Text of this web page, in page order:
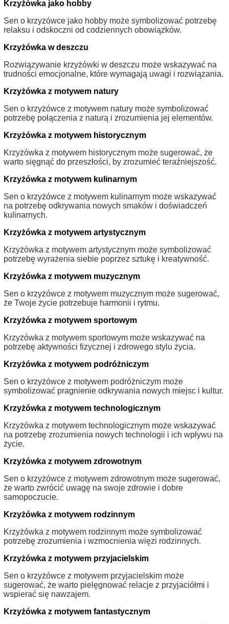
Krzyżówka jako hobby
Sen o krzyżówce jako hobby może symbolizować potrzebę
relaksu i odskoczni od codziennych obowiązków.
Krzyżówka w deszczu
Rozwiązywanie krzyżówki w deszczu może wskazywać na
trudności emocjonalne, które wymagają uwagi i rozwiązania.
Krzyżówka z motywem natury
Sen o krzyżówce z motywem natury może symbolizować
potrzebę połączenia z naturą i zrozumienia jej elementów.
Krzyżówka z motywem historycznym
Krzyżówka z motywem historycznym może sugerować, że
warto sięgnąć do przeszłości, by zrozumieć teraźniejszość.
Krzyżówka z motywem kulinarnym
Sen o krzyżówce z motywem kulinarnym może wskazywać
na potrzebę odkrywania nowych smaków i doświadczeń
kulinarnych.
Krzyżówka z motywem artystycznym
Krzyżówka z motywem artystycznym może symbolizować
potrzebę wyrażenia siebie poprzez sztukę i kreatywność.
Krzyżówka z motywem muzycznym
Sen o krzyżówce z motywem muzycznym może sugerować,
że Twoje życie potrzebuje harmonii i rytmu.
Krzyżówka z motywem sportowym
Krzyżówka z motywem sportowym może wskazywać na
potrzebę aktywności fizycznej i zdrowego stylu życia.
Krzyżówka z motywem podróżniczym
Sen o krzyżówce z motywem podróżniczym może
symbolizować pragnienie odkrywania nowych miejsc i kultur.
Krzyżówka z motywem technologicznym
Krzyżówka z motywem technologicznym może wskazywać
na potrzebę zrozumienia nowych technologii i ich wpływu na
życie.
Krzyżówka z motywem zdrowotnym
Sen o krzyżówce z motywem zdrowotnym może sugerować,
że warto zwrócić uwagę na swoje zdrowie i dobre
samopoczucie.
Krzyżówka z motywem rodzinnym
Krzyżówka z motywem rodzinnym może symbolizować
potrzebę zrozumienia i wzmocnienia więzi rodzinnych.
Krzyżówka z motywem przyjacielskim
Sen o krzyżówce z motywem przyjacielskim może
sugerować, że warto pielęgnować relacje z przyjaciółmi i
wspierać się nawzajem.
Krzyżówka z motywem fantastycznym